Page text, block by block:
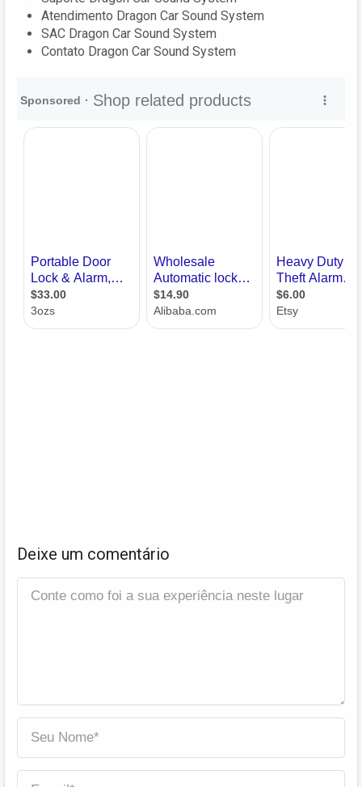
Atendimento Dragon Car Sound System
SAC Dragon Car Sound System
Contato Dragon Car Sound System
Deixe um comentário